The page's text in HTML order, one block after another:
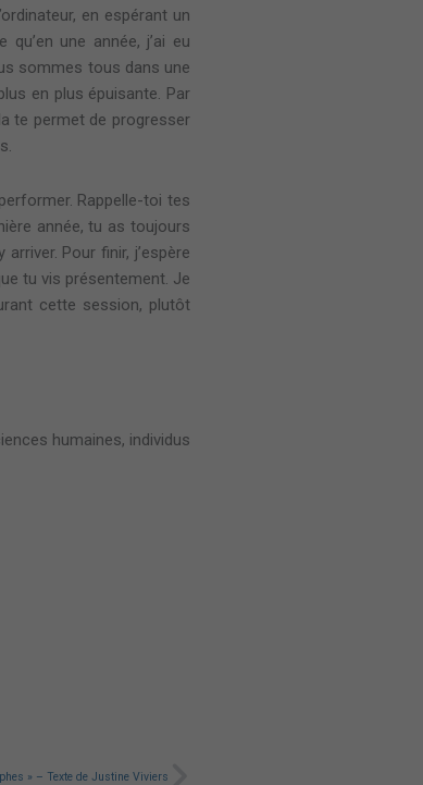
en espérant un
une année, j’ai eu
sommes tous dans une
en plus épuisante. Par
te permet de progresser
Rappelle-toi tes
année, tu as toujours
Pour finir, j’espère
tu vis présentement. Je
cette session, plutôt
humaines, individus
» – Texte de Justine Viviers